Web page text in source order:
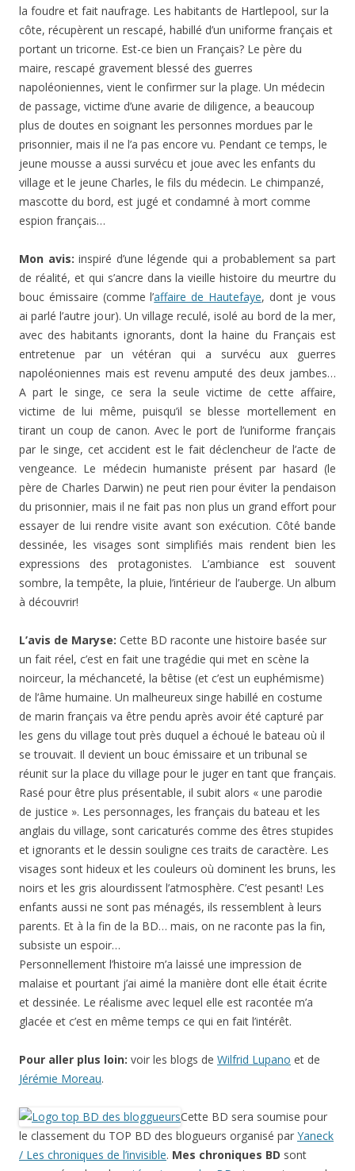
la foudre et fait naufrage. Les habitants de Hartlepool, sur la
côte, récupèrent un rescapé, habillé d’un uniforme français et
portant un tricorne. Est-ce bien un Français? Le père du
maire, rescapé gravement blessé des guerres
napoléoniennes, vient le confirmer sur la plage. Un médecin
de passage, victime d’une avarie de diligence, a beaucoup
plus de doutes en soignant les personnes mordues par le
prisonnier, mais il ne l’a pas encore vu. Pendant ce temps, le
jeune mousse a aussi survécu et joue avec les enfants du
village et le jeune Charles, le fils du médecin. Le chimpanzé,
mascotte du bord, est jugé et condamné à mort comme
espion français…
Mon avis: inspiré d’une légende qui a probablement sa part
de réalité, et qui s’ancre dans la vieille histoire du meurtre du
bouc émissaire (comme l’affaire de Hautefaye, dont je vous
ai parlé l’autre jour). Un village reculé, isolé au bord de la mer,
avec des habitants ignorants, dont la haine du Français est
entretenue par un vétéran qui a survécu aux guerres
napoléoniennes mais est revenu amputé des deux jambes…
A part le singe, ce sera la seule victime de cette affaire,
victime de lui même, puisqu’il se blesse mortellement en
tirant un coup de canon. Avec le port de l’uniforme français
par le singe, cet accident est le fait déclencheur de l’acte de
vengeance. Le médecin humaniste présent par hasard (le
père de Charles Darwin) ne peut rien pour éviter la pendaison
du prisonnier, mais il ne fait pas non plus un grand effort pour
essayer de lui rendre visite avant son exécution. Côté bande
dessinée, les visages sont simplifiés mais rendent bien les
expressions des protagonistes. L’ambiance est souvent
sombre, la tempête, la pluie, l’intérieur de l’auberge. Un album
à découvrir!
L’avis de Maryse: Cette BD raconte une histoire basée sur
un fait réel, c’est en fait une tragédie qui met en scène la
noirceur, la méchanceté, la bêtise (et c’est un euphémisme)
de l’âme humaine. Un malheureux singe habillé en costume
de marin français va être pendu après avoir été capturé par
les gens du village tout près duquel a échoué le bateau où il
se trouvait. Il devient un bouc émissaire et un tribunal se
réunit sur la place du village pour le juger en tant que français.
Rasé pour être plus présentable, il subit alors « une parodie
de justice ». Les personnages, les français du bateau et les
anglais du village, sont caricaturés comme des êtres stupides
et ignorants et le dessin souligne ces traits de caractère. Les
visages sont hideux et les couleurs où dominent les bruns, les
noirs et les gris alourdissent l’atmosphère. C’est pesant! Les
enfants aussi ne sont pas ménagés, ils ressemblent à leurs
parents. Et à la fin de la BD… mais, on ne raconte pas la fin,
subsiste un espoir…
Personnellement l’histoire m’a laissé une impression de
malaise et pourtant j’ai aimé la manière dont elle était écrite
et dessinée. Le réalisme avec lequel elle est racontée m’a
glacée et c’est en même temps ce qui en fait l’intérêt.
Pour aller plus loin: voir les blogs de Wilfrid Lupano et de
Jérémie Moreau.
Cette BD sera soumise pour
le classement du TOP BD des blogueurs organisé par Yaneck
/ Les chroniques de l’invisible. Mes chroniques BD sont